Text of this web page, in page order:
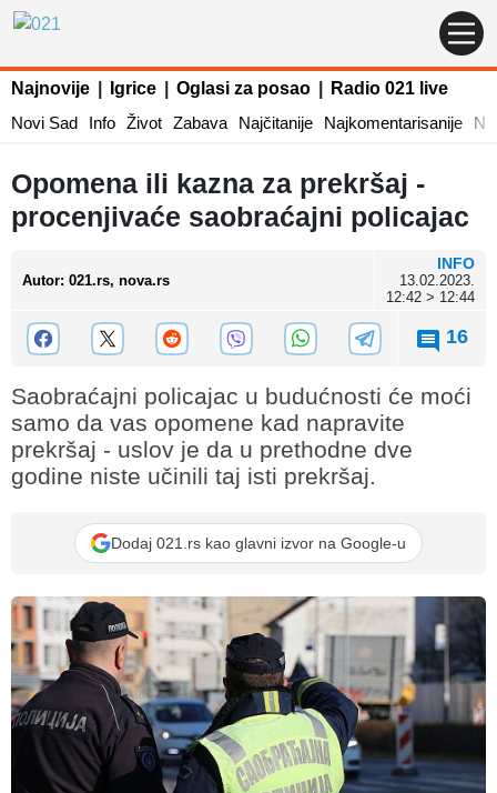
Najnovije Igrice Oglasi za posao
Radio 021 live
Novi Sad
Info Život Zabava Najčitanije Najkomentarisanije
Opomena ili kazna za prekršaj -
procenjivaće saobraćajni policajac
Autor: 021.rs, nova.rs
INFO
13.02.2023.
12:42 > 12:44
16
Saobraćajni policajac u budućnosti će moći
samo da vas opomene kad napravite
prekršaj - uslov je da u prethodne dve
godine niste učinili taj isti prekršaj.
Dodaj 021.rs kao glavni izvor na Google-u